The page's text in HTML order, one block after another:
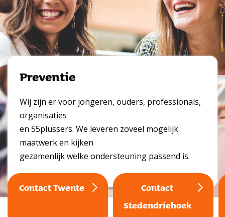
Preventie
Wij zijn er voor jongeren, ouders, professionals,
organisaties
en 55plussers. We leveren zoveel mogelijk
maatwerk en kijken
gezamenlijk welke ondersteuning passend is.
Contact Twente
Contact
Stedendriehoek